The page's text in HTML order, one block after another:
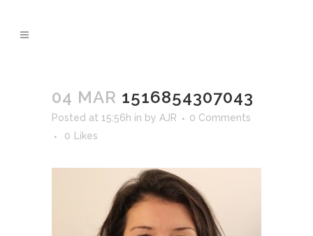
04 MAR 1516854307043
Posted at 15:56h in by AJR
0 Comments
0
Likes